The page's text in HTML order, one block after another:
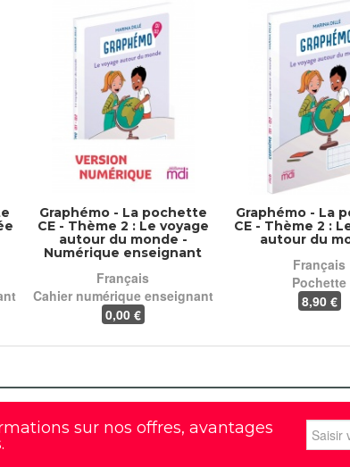
Graphémo - La pochette
CE - Thème 2 : Le voyage
autour du monde -
Numérique enseignant
Français
Cahier numérique enseignant
0,00 €
Graphémo - La
CE - Thème 2 :
autour du
Français
Pochette
8,90 €
sur nos offres, avantages